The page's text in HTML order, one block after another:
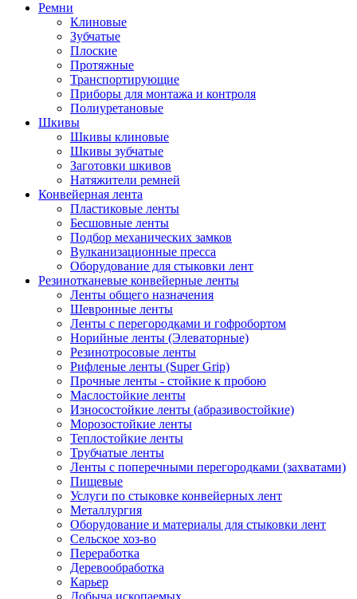
Ремни
Клиновые
Зубчатые
Плоские
Протяжные
Транспортирующие
Приборы для монтажа и контроля
Полиуретановые
Шкивы
Шкивы клиновые
Шкивы зубчатые
Заготовки шкивов
Натяжители ремней
Конвейерная лента
Пластиковые ленты
Бесшовные ленты
Подбор механических замков
Вулканизационные пресса
Оборудование для стыковки лент
Резинотканевые конвейерные ленты
Ленты общего назначения
Шевронные ленты
Ленты с перегородками и гофробортом
Норийные ленты (Элеваторные)
Резинотросовые ленты
Рифленые ленты (Super Grip)
Прочные ленты - стойкие к пробою
Маслостойкие ленты
Износостойкие ленты (абразивостойкие)
Морозостойкие ленты
Теплостойкие ленты
Трубчатые ленты
Ленты с поперечными перегородками (захватами)
Пищевые
Услуги по стыковке конвейерных лент
Металлургия
Оборудование и материалы для стыковки лент
Сельское хоз-во
Переработка
Деревообработка
Карьер
Добыча ископаемых